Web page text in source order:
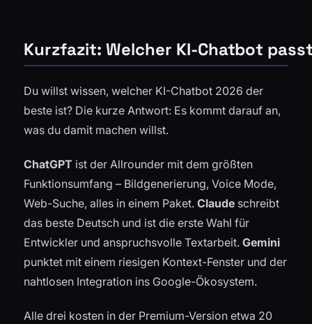
Kurzfazit: Welcher KI-Chatbot
Du willst wissen, welcher KI-Chatbot 2026 der
beste ist? Die kurze Antwort: Es kommt darauf an,
was du damit machen willst.
ChatGPT ist der Allrounder mit dem größten
Funktionsumfang – Bildgenerierung, Voice Mode,
Web-Suche, alles in einem Paket. Claude schreibt
das beste Deutsch und ist die erste Wahl für
Entwickler und anspruchsvolle Textarbeit. Gemini
punktet mit einem riesigen Kontext-Fenster und der
nahtlosen Integration ins Google-Ökosystem.
Alle drei kosten in der Premium-Version etwa 20